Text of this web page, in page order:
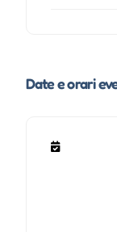
Date e orari